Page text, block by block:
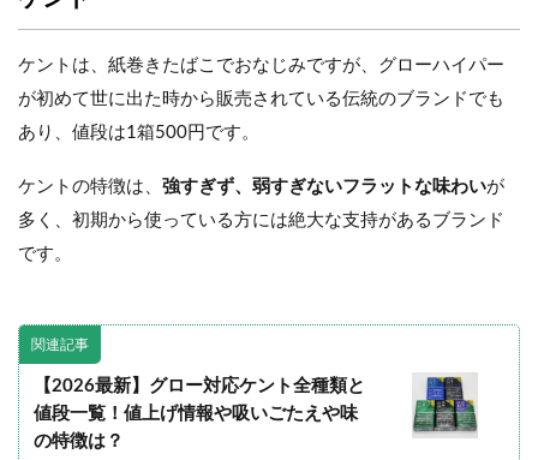
ケントは、紙巻きたばこでおなじみですが、グローハイパー
が初めて世に出た時から販売されている伝統のブランドでも
あり、値段は1箱500円です。
ケントの特徴は、 強すぎず、弱すぎないフラットな味わいが
多く、初期から使っている方には絶大な支持があるブランド
です。
関連記事
【2026最新】グロー対応ケント全種類と
値段一覧！値上げ情報や吸いごたえや味
の特徴は？